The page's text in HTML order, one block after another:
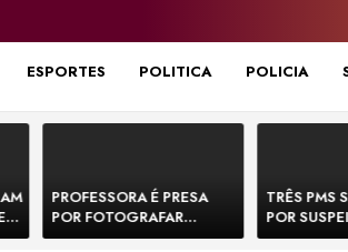
ESPORTES POLITICA POLICIA
E
PROFESSORA É PRESA
POR FOTOGRAFAR
PARTES ÍNTIMAS DE
TRÊS PMS
POR